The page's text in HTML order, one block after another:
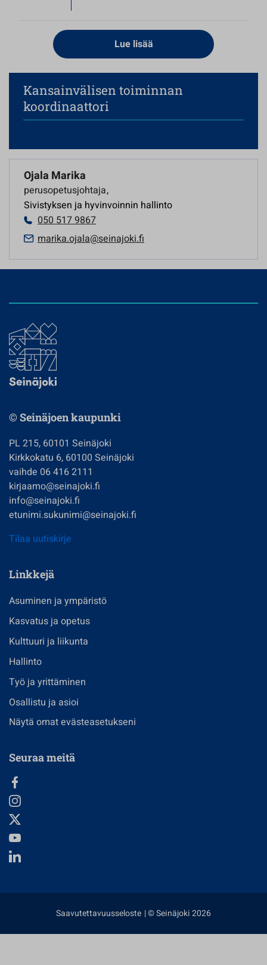
Lue lisää
Kansainvälisen toiminnan
koordinaattori
Ojala Marika
perusopetusjohtaja,
Sivistyksen ja hyvinvoinnin hallinto
050 517 9867
marika.ojala@seinajoki.fi
© Seinäjoen kaupunki
PL 215, 60101 Seinäjoki
Kirkkokatu 6, 60100 Seinäjoki
vaihde 06 416 2111
kirjaamo@seinajoki.fi
info@seinajoki.fi
etunimi.sukunimi@seinajoki.fi
Tilaa uutiskirje
Linkkejä
Asuminen ja ympäristö
Kasvatus ja opetus
Kulttuuri ja liikunta
Hallinto
Työ ja yrittäminen
Osallistu ja asioi
Näytä omat evästeasetukseni
Seuraa meitä
Saavutettavuusseloste | © Seinäjoki 2026